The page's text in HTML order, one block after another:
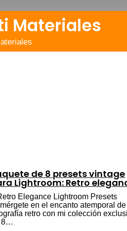
Materiales
de 8 presets vintage
Lightroom: Retro
Elegance Lightroom Presets
en el encanto atemporal
retro con mi colección
8…